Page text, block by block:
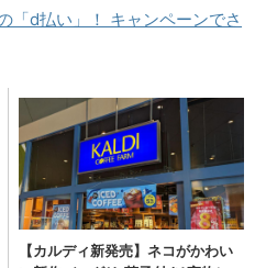
「d払い」！ キャンペーンでさ